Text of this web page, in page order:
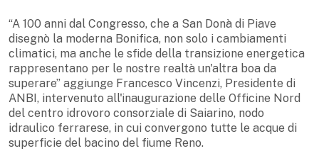
“A 100 anni dal Congresso, che a San Donà di Piave
disegnò la moderna Bonifica, non solo i cambiamenti
climatici, ma anche le sfide della transizione energetica
rappresentano per le nostre realtà un'altra boa da
superare” aggiunge Francesco Vincenzi, Presidente di
ANBI, intervenuto all'inaugurazione delle Officine Nord
del centro idrovoro consorziale di Saiarino, nodo
idraulico ferrarese, in cui convergono tutte le acque di
superficie del bacino del fiume Reno.